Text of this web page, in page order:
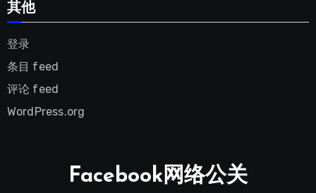
其他
登录
条目 feed
评论 feed
WordPress.org
Facebook网络公关